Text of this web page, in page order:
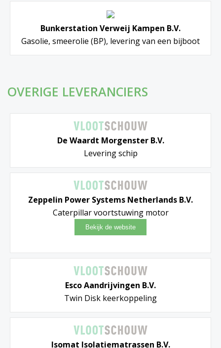
Bunkerstation Verweij Kampen B.V.
Gasolie, smeerolie (BP), levering van een bijboot
OVERIGE LEVERANCIERS
De Waardt Morgenster B.V.
Levering schip
Zeppelin Power Systems Netherlands B.V.
Caterpillar voortstuwing motor
Esco Aandrijvingen B.V.
Twin Disk keerkoppeling
Isomat Isolatiematrassen B.V.